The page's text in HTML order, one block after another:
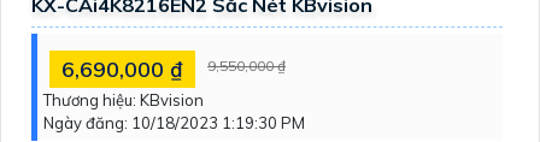
KX-CAi4K8216EN2 Sắc Nét KBvision
6,690,000 ₫ 9,550,000 ₫
Thương hiệu: KBvision
Ngày đăng: 10/18/2023 1:19:30 PM